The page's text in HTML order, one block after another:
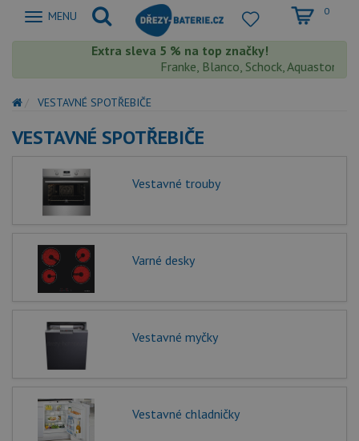
Zobrazit
MENU 0
Extra sleva 5 % na top značky!
Franke, Blanco, Schock, Aquastone,
VESTAVNÉ SPOTŘEBIČE
VESTAVNÉ SPOTŘEBIČE
Vestavné trouby
Varné desky
Vestavné myčky
Vestavné chladničky